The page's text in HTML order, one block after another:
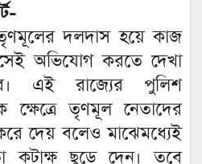
দলদাস হয়ে কাজ
অভিযোগ করতে দেখা
এই রাজ্যের পুলিশ
ক্ষেত্রে তৃণমূল নেতাদের
দেয় বলেও মাঝেমধ্যেই
কটাক্ষ ছুড়ে দেন। তবে